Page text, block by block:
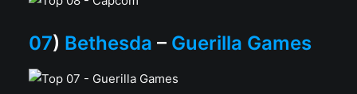
07) Bethesda – Guerilla Games